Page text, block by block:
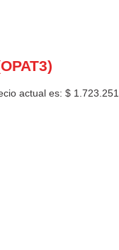
actual es: $ 1.723.251.